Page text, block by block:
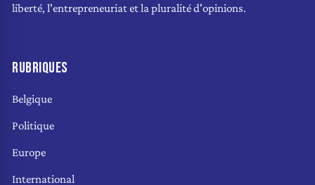
liberté, l'entrepreneuriat et la pluralité d'opinions.
RUBRIQUES
Belgique
Politique
Europe
International